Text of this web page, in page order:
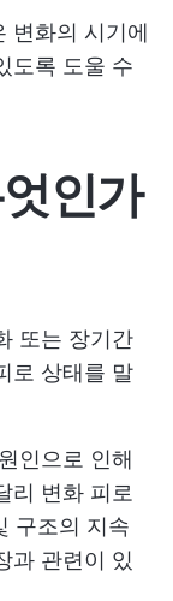
변화의 시기에
도록 도울 수
인가
또는 장기간
로 상태를 말
인으로 인해
리 변화 피로
구조의 지속
과 관련이 있